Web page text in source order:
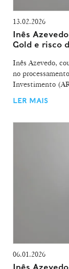
13.02.2026
Inês
Gold e risco
Inês Azevedo,
no
Investimento
LER MAIS
06.01.2026